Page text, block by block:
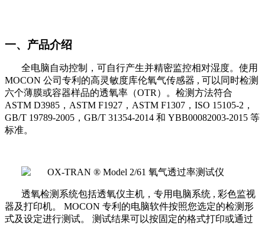
一、产品介绍
全电脑自动控制，可自行产生并精密监控相对湿度。使用
MOCON 公司专利的高灵敏度库伦氧气传感器 , 可以同时检测
六个薄膜或容器样品的透氧率（OTR ）。检测方法符合
ASTM D3985 ， ASTM F1927 ， ASTM F1307 ， ISO 15105-2 ，
GB/T 19789-2005 ， GB/T 31354-2014 和 YBB00082003-2015 等
标准。
透氧检测系统包括透氧仪主机，专用电脑系统 , 彩色监视
器及打印机。
MOCON 专利的电脑软件按照您选定的检测形
式及设定进行测试。
测试结果可以按固定的格式打印或通过